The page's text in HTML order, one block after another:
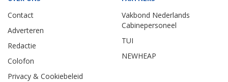
Contact
Adverteren
Redactie
Colofon
Privacy & Cookiebeleid
Vakbond Nederlands
Cabinepersoneel
TUI
NEWHEAP